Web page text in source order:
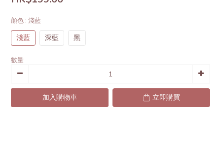
顏色 : 淺藍
淺藍 深藍 黑
數量
加入購物車 立即購買